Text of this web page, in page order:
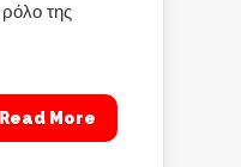
της
Read More